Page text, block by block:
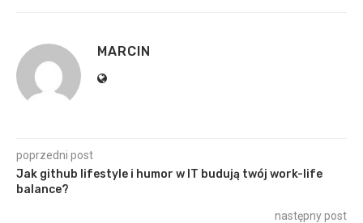
MARCIN
poprzedni post
Jak github lifestyle i humor w IT budują twój work-life
balance?
następny post